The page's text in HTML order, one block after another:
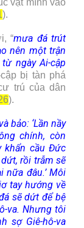
).
“mưa đá trút
nên một trận
ngày Ai-cập
bị tàn phá
trú của dân
).
bảo: ‘Lần nầy
chính, còn
khẩn cầu Đức
rồi trẫm sẽ
nữa đâu.’ Môi
tay hướng về
sẽ dứt để bệ
va. Nhưng tôi
sợ Giê-hô-va